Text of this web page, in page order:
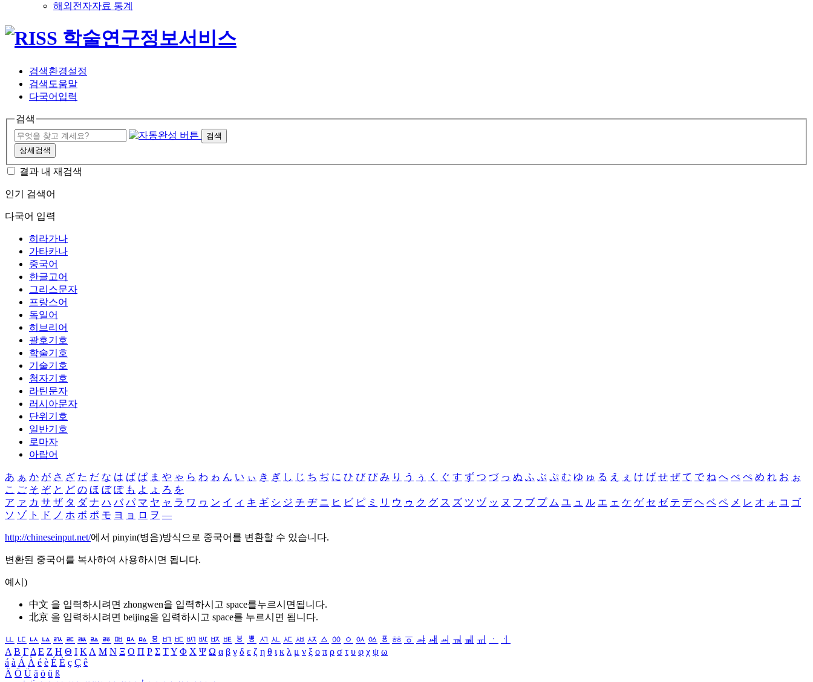
해외전자자료 통계
검색환경설정
검색도움말
다국어입력
검색
검색
상세검색
결과 내 재검색
인기 검색어
다국어 입력
히라가나
가타카나
중국어
한글고어
그리스문자
프랑스어
독일어
히브리어
괄호기호
학술기호
기술기호
첨자기호
라틴문자
러시아문자
단위기호
일반기호
로마자
아랍어
あ ぁ か が さ ざ た だ な は ば ぱ ま や ゃ ら わ ゎ ん い ぃ き ぎ し じ ち ぢ に ひ び ぴ み り う ぅ く ぐ す ず つ づ っ ぬ ふ ぶ ぷ む ゆ ゅ る え ぇ け げ せ ぜ て で ね へ べ ぺ め れ お ぉ
こ ご そ ぞ と ど の ほ ぼ ぽ も よ ょ ろ を
ア ァ カ サ ザ タ ダ ナ ハ バ パ マ ヤ ャ ラ ワ ヮ ン イ ィ キ ギ シ ジ チ ヂ ニ ヒ ビ ピ ミ リ ウ ゥ ク グ ス ズ ツ ヅ ッ ヌ フ ブ プ ム ユ ュ ル エ ェ ケ ゲ セ ゼ テ デ ヘ ベ ペ メ レ オ ォ コ ゴ
ソ ゾ ト ド ノ ホ ボ ポ モ ヨ ョ ロ ヲ ―
http://chineseinput.net/에서 pinyin(병음)방식으로 중국어를 변환할 수 있습니다.
변환된 중국어를 복사하여 사용하시면 됩니다.
예시)
中文 을 입력하시려면 zhongwen을 입력하시고 space를누르시면됩니다.
北京 을 입력하시려면 beijing을 입력하시고 space를 누르시면 됩니다.
ㅥ ㅦ ㅧ ㅨ ㅩ ㅪ ㅫ ㅬ ㅭ ㅮ ㅯ ㅰ ㅱ ㅲ ㅳ ㅴ ㅵ ㅶ ㅷ ㅸ ㅹ ㅺ ㅻ ㅼ ㅽ ㅾ ㅿ ㆀ ㆁ ㆂ ㆃ ㆄ ㆅ ㆆ ㆇ ㆈ ㆉ ㆊ ㆋ ㆌ ㆍ
ㆎ
Α Β ΓΔ Ε Ζ Η Θ Ι ΚΛ Μ Ν Ξ Ο Π Ρ Σ ΤΥ Φ Χ Ψ Ω α β γ δ ε ζ η θ ι κ λ μ ν ξ ο π ρ σ τ υ φ χ ψ ω
á à Á À é è É È ç Ç ê
Ä Ö Ü ä ö ü ß